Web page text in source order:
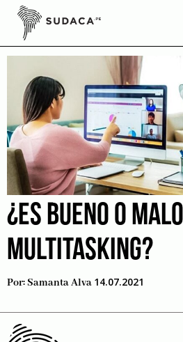
Skip
contentcalidad
¿ES BUENO O
MULTITASKING?
Por:Samanta Alva 14.07.2021